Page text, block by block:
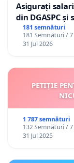
Asigurați
din DGASPC și
181 semnături
181 Semnături / 7
31 Jul 2026
PETIȚIE
1 787 semnături
132 Semnături / 7
31 Jul 2025